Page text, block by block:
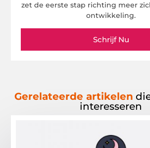
zet de eerste stap richting meer
ontwikkeling.
Schrijf Nu
Gerelateerde artikelen
interesseren